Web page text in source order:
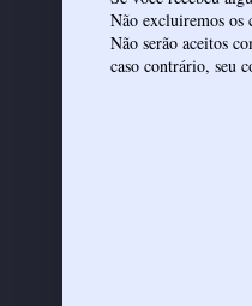
Não excluiremos os
Não serão aceitos
caso contrário, seu